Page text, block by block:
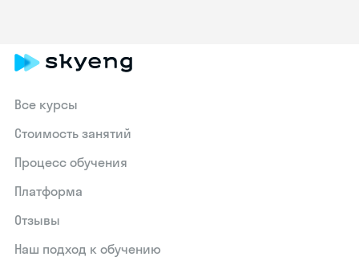
Все курсы
Стоимость занятий
Процесс обучения
Платформа
Отзывы
Наш подход к обучению